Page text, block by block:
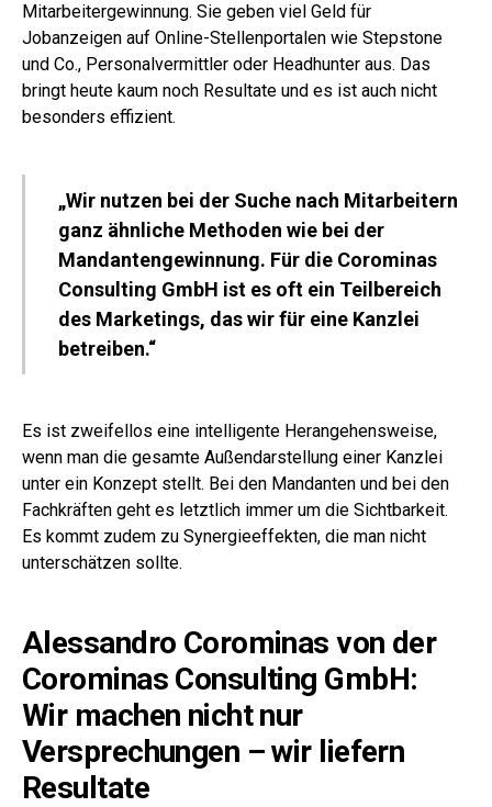
Mitarbeitergewinnung. Sie geben viel Geld für
Jobanzeigen auf Online-Stellenportalen wie Stepstone
und Co., Personalvermittler oder Headhunter aus. Das
bringt heute kaum noch Resultate und es ist auch nicht
besonders effizient.
„Wir nutzen bei der Suche nach Mitarbeitern
ganz ähnliche Methoden wie bei der
Mandantengewinnung. Für die Corominas
Consulting GmbH ist es oft ein Teilbereich
des Marketings, das wir für eine Kanzlei
betreiben.“
Es ist zweifellos eine intelligente Herangehensweise,
wenn man die gesamte Außendarstellung einer Kanzlei
unter ein Konzept stellt. Bei den Mandanten und bei den
Fachkräften geht es letztlich immer um die Sichtbarkeit.
Es kommt zudem zu Synergieeffekten, die man nicht
unterschätzen sollte.
Alessandro Corominas von der
Corominas Consulting GmbH:
Wir machen nicht nur
Versprechungen – wir liefern
Resultate